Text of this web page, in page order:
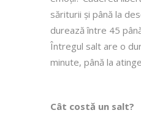
săriturii și până la
durează între 45
Întregul salt are o
minute, până la
Cât costă un salt?